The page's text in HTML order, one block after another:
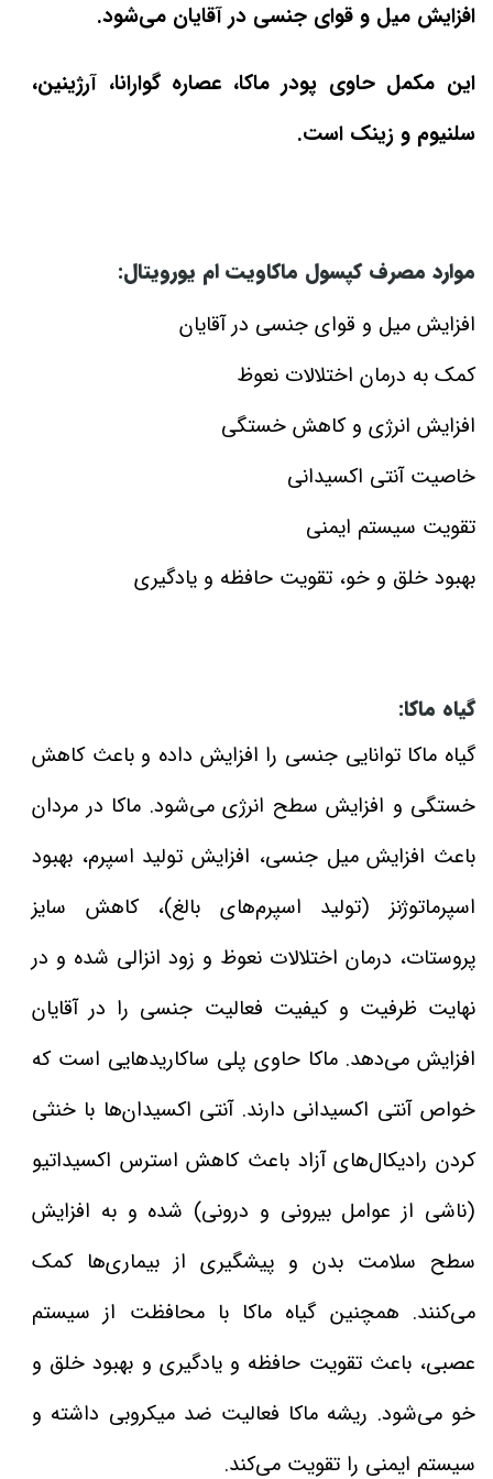
افزایش میل و قوای جنسی در آقایان می‌شود.
این مکمل حاوی پودر ماکا، عصاره گوارانا، آرژینین،
سلنیوم و زینک است.
موارد مصرف کپسول ماکاویت ام یورویتال:
افزایش میل و قوای جنسی در آقایان
کمک به درمان اختلالات نعوظ
افزایش انرژی و کاهش خستگی
خاصیت آنتی اکسیدانی
تقویت سیستم ایمنی
بهبود خلق و خو، تقویت حافظه و یادگیری
گیاه ماکا:
گیاه ماکا توانایی جنسی را افزایش داده و باعث کاهش
خستگی و افزایش سطح انرژی می‌شود. ماکا در مردان
باعث افزایش میل جنسی، افزایش تولید اسپرم، بهبود
اسپرماتوژنز (تولید اسپرم‌های بالغ)، کاهش سایز
پروستات، درمان اختلالات نعوظ و زود انزالی شده و در
نهایت ظرفیت و کیفیت فعالیت جنسی را در آقایان
افزایش می‌دهد. ماکا حاوی پلی ساکاریدهایی است که
خواص آنتی اکسیدانی دارند. آنتی اکسیدان‌ها با خنثی
کردن رادیکال‌های آزاد باعث کاهش استرس اکسیداتیو
(ناشی از عوامل بیرونی و درونی) شده و به افزایش
سطح سلامت بدن و پیشگیری از بیماری‌ها کمک
می‌کنند. همچنین گیاه ماکا با محافظت از سیستم
عصبی، باعث تقویت حافظه و یادگیری و بهبود خلق و
خو می‌شود. ریشه ماکا فعالیت ضد میکروبی داشته و
سیستم ایمنی را تقویت می‌کند.